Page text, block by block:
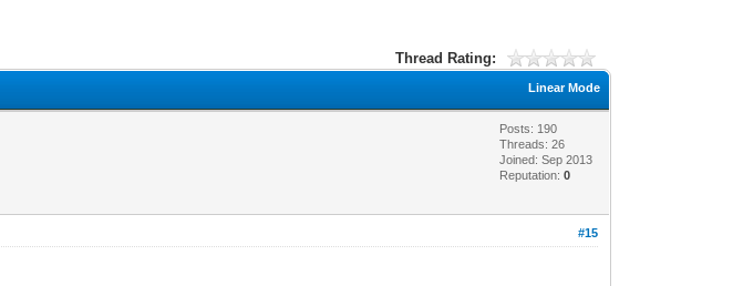
Thread Rating:
Linear Mode
Posts: 190
Threads: 26
Joined: Sep 2013
Reputation:0
#15